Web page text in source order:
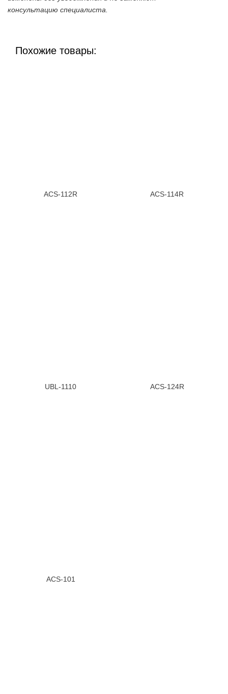
консультацию специалиста.
Похожие товары:
ACS-112R ACS-114R
UBL-1110 ACS-124R
ACS-101